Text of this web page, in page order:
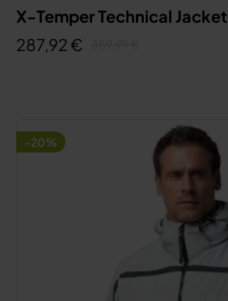
X-Temper Technical Jacket
287,92 €
-20%